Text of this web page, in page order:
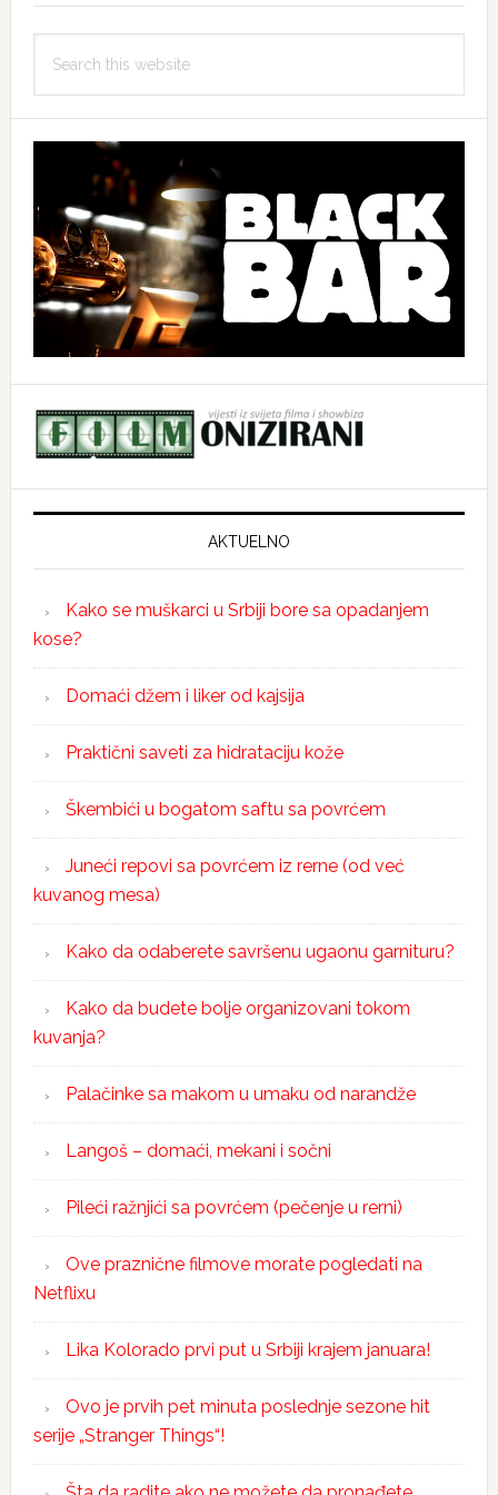
this
AKTUELNO
Kako se muškarci u Srbiji bore sa opadanjem
kose?
Domaći džem i liker od kajsija
Praktični saveti za hidrataciju kože
Škembići u bogatom saftu sa povrćem
Juneći repovi sa povrćem iz rerne (od već
kuvanog mesa)
Kako da odaberete savršenu ugaonu garnituru?
Kako da budete bolje organizovani tokom
kuvanja?
Palačinke sa makom u umaku od narandže
Langoš – domaći, mekani i sočni
Pileći ražnjići sa povrćem (pečenje u rerni)
Ove praznične filmove morate pogledati na
Netflixu
Lika Kolorado prvi put u Srbiji krajem januara!
Ovo je prvih pet minuta poslednje sezone hit
serije „Stranger Things“!